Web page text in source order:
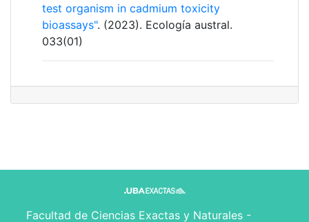
test organism in cadmium toxicity
bioassays". (2023). Ecología austral.
033(01)
Facultad de Ciencias Exactas y Naturales -